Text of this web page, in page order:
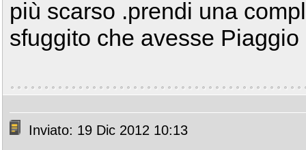
più scarso .prendi una
sfuggito che avesse Piaggio
Inviato: 19 Dic 2012 10:13